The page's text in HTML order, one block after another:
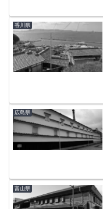
香川県
広島県
富山県